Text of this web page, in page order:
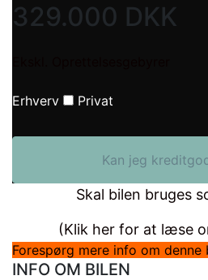
329.000 DKK
Erhverv Privat
Kan jeg
Skal bilen bruges
(Klik her for at læse
Forespørg mere info om denne
INFO OM BILEN